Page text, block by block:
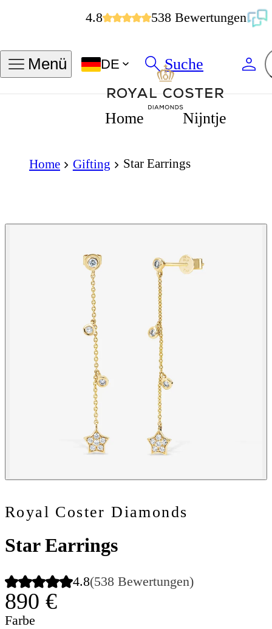
4.8 538 Bewertungen
Menü DE Suche
Home Nijntje
Home Gifting Star Earrings
Royal Coster Diamonds
Star Earrings
4.8(538 Bewertungen)
890 €
Farbe